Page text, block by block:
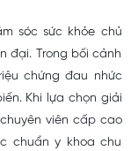
sóc sức khỏe chủ
đại. Trong bối cảnh
chứng đau nhức
Khi lựa chọn giải
viên cấp cao
chuẩn y khoa chu